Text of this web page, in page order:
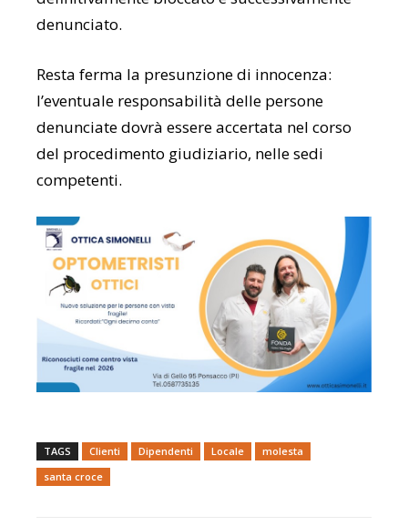
denunciato.
Resta ferma la presunzione di innocenza:
l’eventuale responsabilità delle persone
denunciate dovrà essere accertata nel corso
del procedimento giudiziario, nelle sedi
competenti.
TAGS Clienti Dipendenti Locale
molesta
santa croce